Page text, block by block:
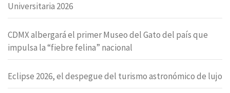
Universitaria 2026
CDMX albergará el primer Museo del Gato del país que
impulsa la “fiebre felina” nacional
Eclipse 2026, el despegue del turismo astronómico de lujo